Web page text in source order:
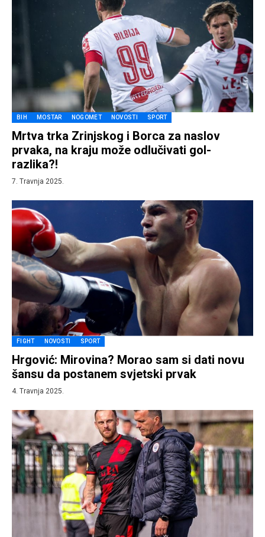
BIH MOSTAR NOGOMET NOVOSTI SPORT
Mrtva trka Zrinjskog i Borca za naslov
prvaka, na kraju može odlučivati gol-
razlika?!
7. Travnja 2025.
FIGHT NOVOSTI SPORT
Hrgović: Mirovina? Morao sam si dati novu
šansu da postanem svjetski prvak
4. Travnja 2025.